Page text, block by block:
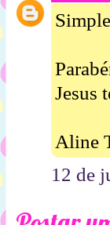
Jesus
Aline
12 de